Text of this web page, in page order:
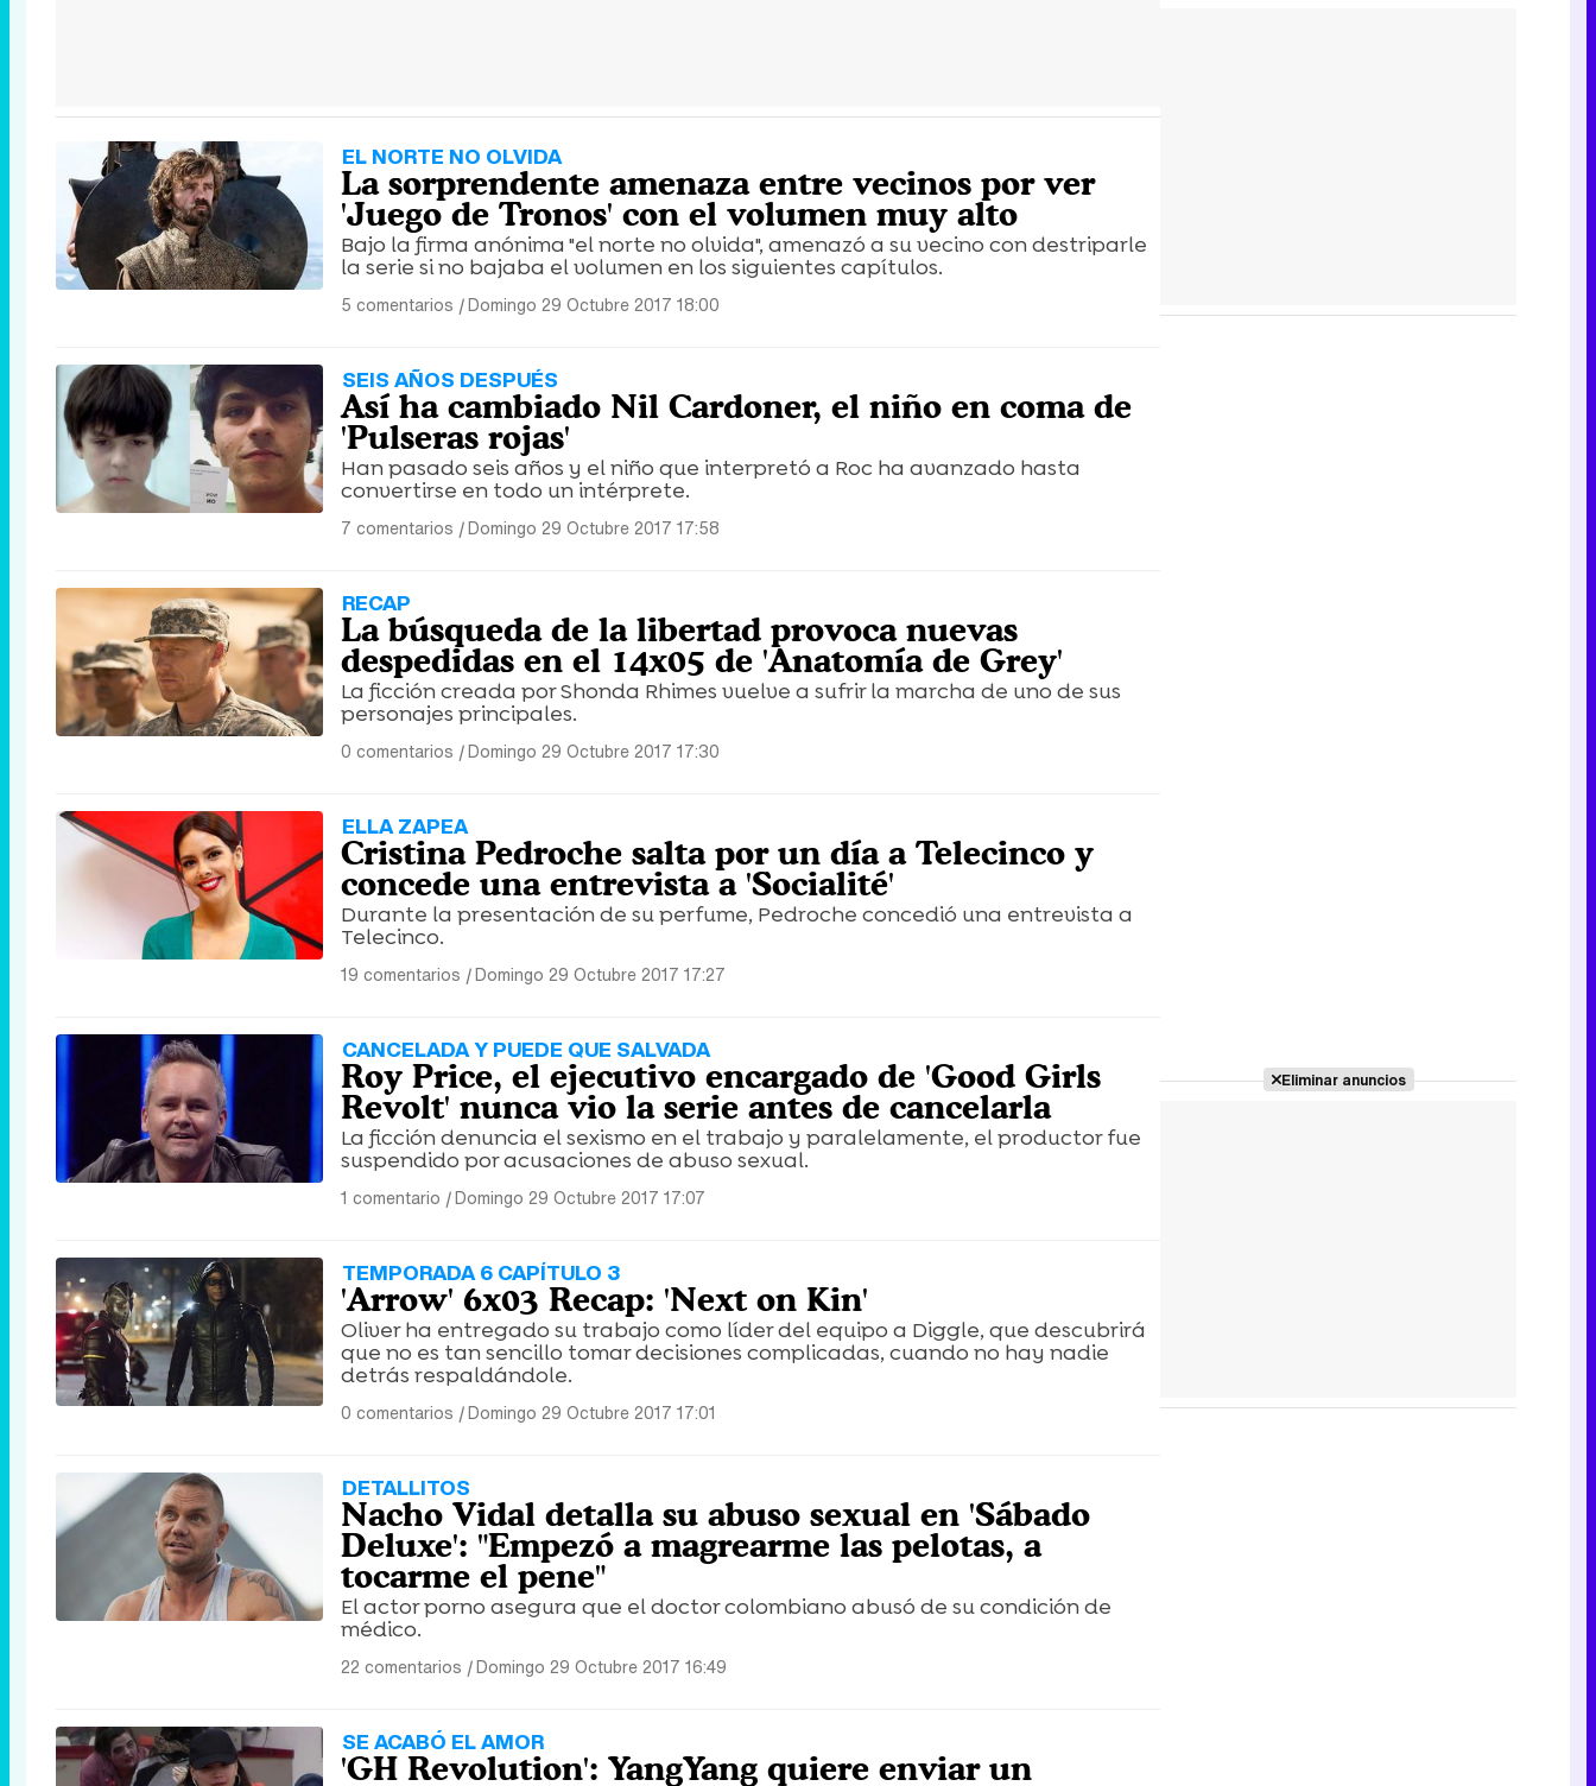
EL NORTE NO OLVIDA
La sorprendente amenaza entre vecinos por ver
'Juego de Tronos' con el volumen muy alto
Bajo la firma anónima "el norte no olvida", amenazó a su vecino con destriparle
la serie si no bajaba el volumen en los siguientes capítulos.
5 comentarios |Domingo 29 Octubre 2017 18:00
SEIS AÑOS DESPUÉS
Así ha cambiado Nil Cardoner, el niño en coma de
'Pulseras rojas'
Han pasado seis años y el niño que interpretó a Roc ha avanzado hasta
convertirse en todo un intérprete.
7 comentarios |Domingo 29 Octubre 2017 17:58
RECAP
La búsqueda de la libertad provoca nuevas
despedidas en el 14x05 de 'Anatomía de Grey'
La ficción creada por Shonda Rhimes vuelve a sufrir la marcha de uno de sus
personajes principales.
0 comentarios |Domingo 29 Octubre 2017 17:30
ELLA ZAPEA
Cristina Pedroche salta por un día a Telecinco y
concede una entrevista a 'Socialité'
Durante la presentación de su perfume, Pedroche concedió una entrevista a
Telecinco.
19 comentarios |Domingo 29 Octubre 2017 17:27
CANCELADA Y PUEDE QUE SALVADA
Roy Price, el ejecutivo encargado de 'Good Girls
Revolt' nunca vio la serie antes de cancelarla
La ficción denuncia el sexismo en el trabajo y paralelamente, el productor fue
suspendido por acusaciones de abuso sexual.
1 comentario |Domingo 29 Octubre 2017 17:07
TEMPORADA 6 CAPÍTULO 3
'Arrow' 6x03 Recap: 'Next on Kin'
Oliver ha entregado su trabajo como líder del equipo a Diggle, que descubrirá
que no es tan sencillo tomar decisiones complicadas, cuando no hay nadie
detrás respaldándole.
0 comentarios |Domingo 29 Octubre 2017 17:01
DETALLITOS
Nacho Vidal detalla su abuso sexual en 'Sábado
Deluxe': "Empezó a magrearme las pelotas, a
tocarme el pene"
El actor porno asegura que el doctor colombiano abusó de su condición de
médico.
22 comentarios |Domingo 29 Octubre 2017 16:49
SE ACABÓ EL AMOR
'GH Revolution': YangYang quiere enviar un
Eliminar anuncios